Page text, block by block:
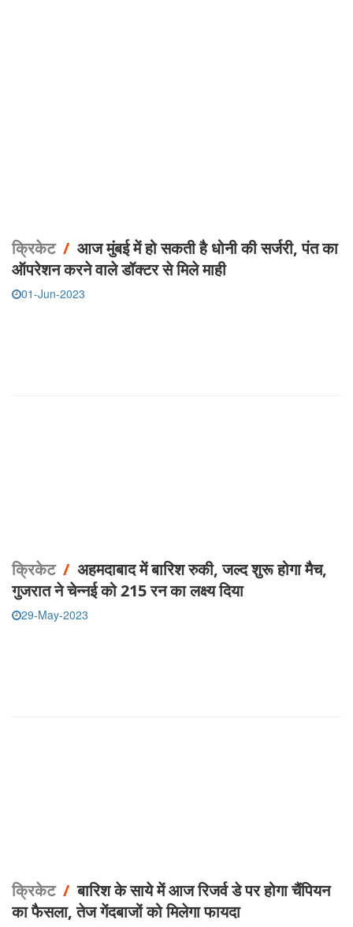
क्रिकेट/ आज मुंबई में हो सकती है धोनी की सर्जरी, पंत का
ऑपरेशन करने वाले डॉक्टर से मिले माही
01-Jun-2023
क्रिकेट/ अहमदाबाद में बारिश रुकी, जल्द शुरू होगा मैच,
गुजरात ने चेन्नई को 215 रन का लक्ष्य दिया
29-May-2023
क्रिकेट/बारिश के साये में आज रिजर्व डे पर होगा चैंपियन
का फैसला, तेज गेंदबाजों को मिलेगा फायदा